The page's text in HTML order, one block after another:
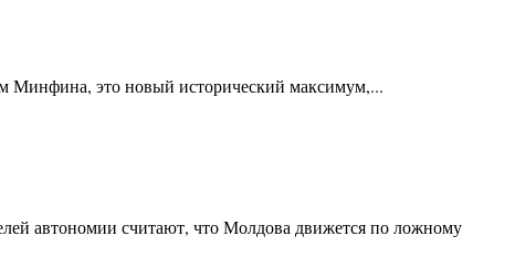
Минфина, это новый исторический максимум,...
автономии считают, что Молдова движется по ложному